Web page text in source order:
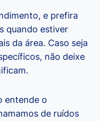
e prefira
quando estiver
da área. Caso seja
não deixe
entende o
de ruídos